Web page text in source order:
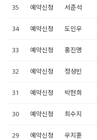
35 예약신청 서준석
34 예약신청 도인우
33 예약신청 홍진명
32 예약신청 정성빈
31 예약신청 박현희
30 예약신청 최수지
29 예약신청 우지훈